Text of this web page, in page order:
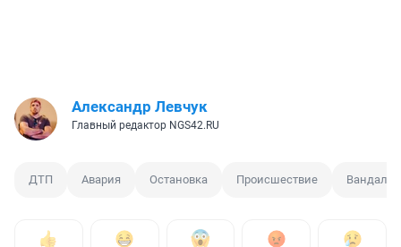
Александр Левчук
Главный редактор NGS42.RU
ДТП Авария Остановка Происшествие Вандал